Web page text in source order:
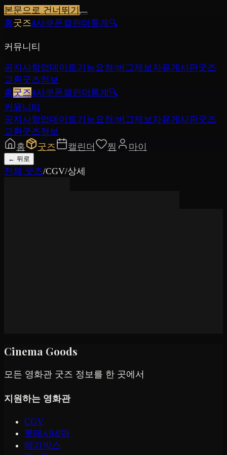
본문으로 건너뛰기
홈굿즈4사쿠폰캘린더 통계 🔍
커뮤니티
공지사항업데이트기능요청/버그제보자유게시판굿즈
교환굿즈정보
홈굿즈4사쿠폰캘린더 통계 🔍
커뮤니티
공지사항업데이트기능요청/버그제보자유게시판굿즈
교환굿즈정보
홈
굿즈 캘린더 찜 마이
← 뒤로
전체 굿즈/CGV/상세
Cinema Goods
모든 영화관 굿즈 정보를 한 곳에서
지원하는 영화관
CGV
롯데시네마
메가박스